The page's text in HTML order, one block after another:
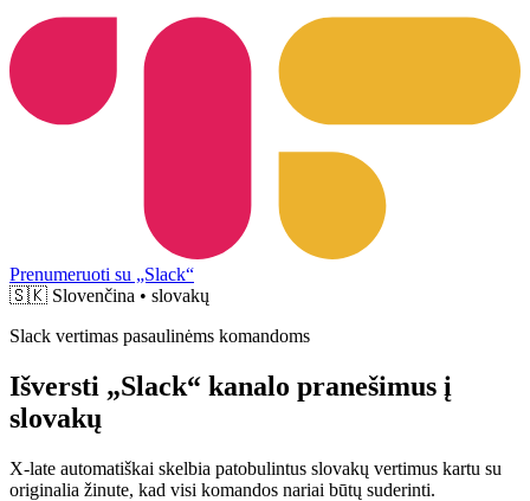
Prenumeruoti su „Slack“
🇸🇰 Slovenčina • slovakų
Slack vertimas pasaulinėms komandoms
Išversti „Slack“ kanalo pranešimus į
slovakų
X-late automatiškai skelbia patobulintus slovakų vertimus kartu su
originalia žinute, kad visi komandos nariai būtų suderinti.